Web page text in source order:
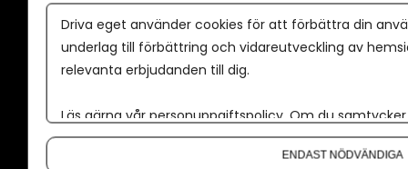
Policy för AI
Annonspolicy
Tillgänglighet
Kontakt
Driva eget använder cookies för att förbättra din
underlag till förbättring och vidareutveckling av
relevanta erbjudanden till dig.
Läs gärna vår personuppgiftspolicy. Om du
Om du vill ändra ditt val i efterhand hittar du den
ENDAST NÖDVÄNDIGA